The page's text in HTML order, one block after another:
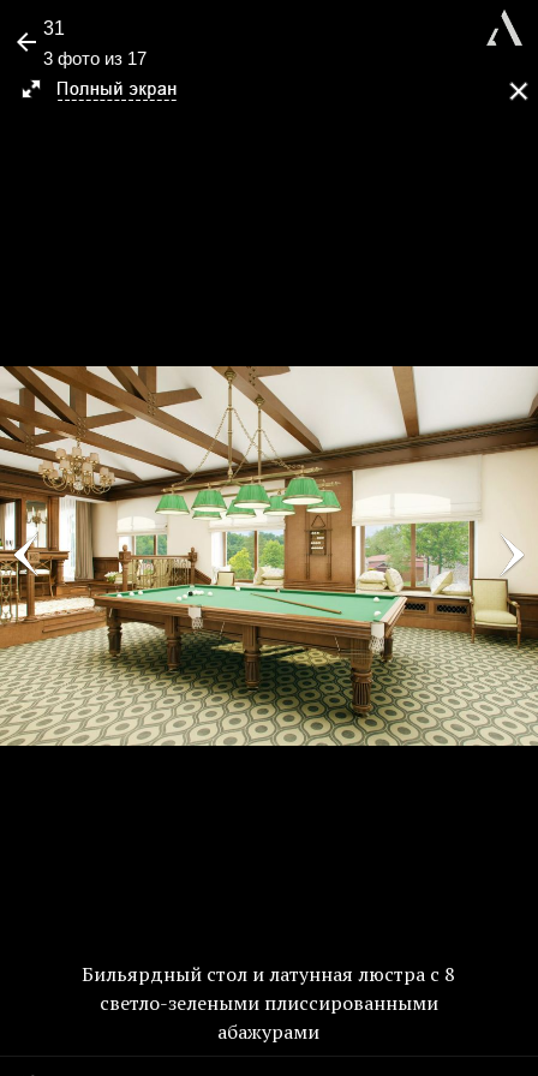
31
3 фото из 17
Бильярдный стол и латунная люстра с 8
светло-зелеными плиссированными
абажурами